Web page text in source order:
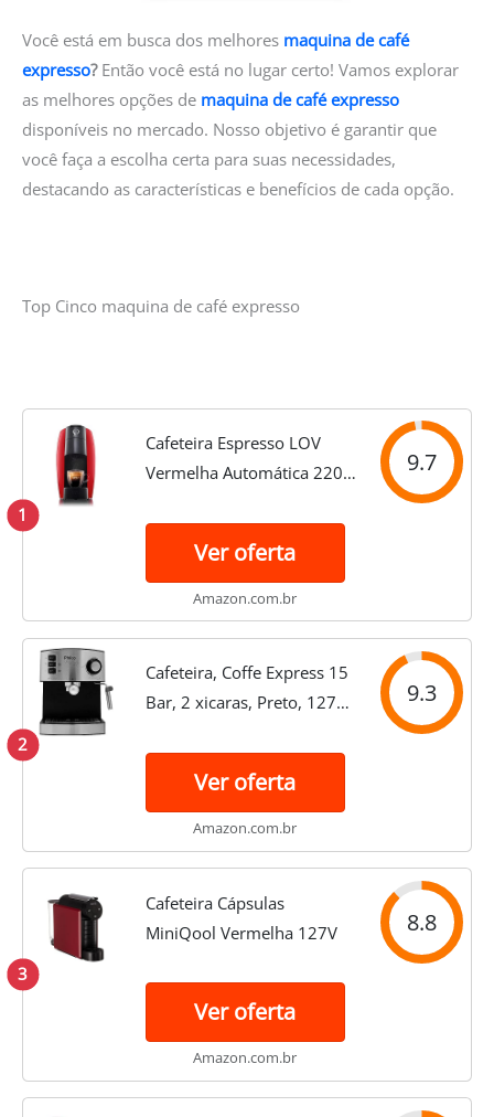
Você está em busca dos melhores maquina de café
expresso?Então você está no lugar certo! Vamos explorar
as melhores opções de maquina de café expresso
disponíveis no mercado. Nosso objetivo é garantir que
você faça a escolha certa para suas necessidades,
destacando as características e benefícios de cada opção.
Top Cinco maquina de café expresso
1
Cafeteira Espresso LOV
Vermelha Automática 220V
9.7
Ver oferta
Amazon.com.br
2
Cafeteira, Coffe Express 15
Bar, 2 xicaras, Preto, 127V,
9.3
Ver oferta
Amazon.com.br
3
Cafeteira Cápsulas
MiniQool Vermelha 127V
8.8
Ver oferta
Amazon.com.br